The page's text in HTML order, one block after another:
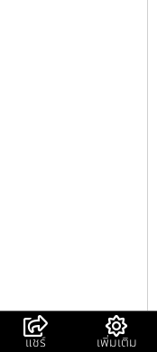
แชร์ เพิ่มเติม